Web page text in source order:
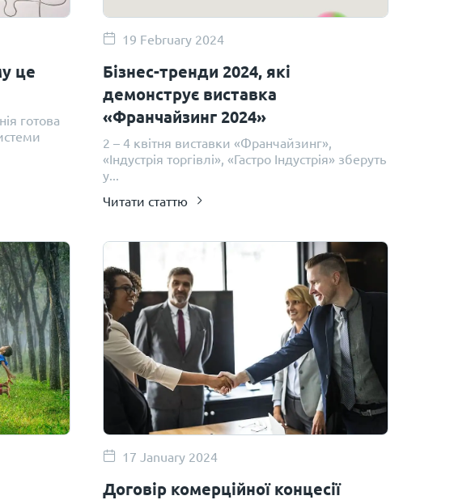
це
готова
19 February 2024
Бізнес-тренди 2024, які
демонструє виставка
«Франчайзинг 2024»
2 – 4 квітня виставки «Франчайзинг»,
«Індустрія торгівлі», «Гастро Індустрія» зберуть
у...
Читати статтю
17 January 2024
Договір комерційної концесії